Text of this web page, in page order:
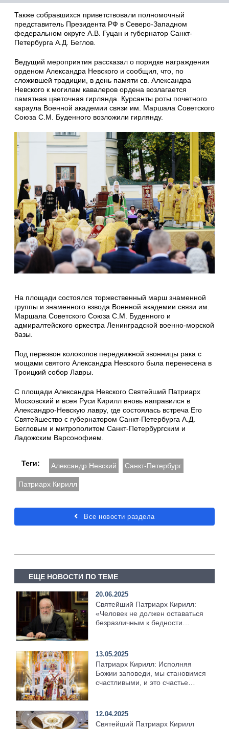
Также собравшихся приветствовали полномочный
представитель Президента РФ в Северо-Западном
федеральном округе А.В. Гуцан и губернатор Санкт-
Петербурга А.Д. Беглов.
Ведущий мероприятия рассказал о порядке награждения
орденом Александра Невского и сообщил, что, по
сложившей традиции, в день памяти св. Александра
Невского к могилам кавалеров ордена возлагается
памятная цветочная гирлянда. Курсанты роты почетного
караула Военной академии связи им. Маршала Советского
Союза С.М. Буденного возложили гирлянду.
На площади состоялся торжественный марш знаменной
группы и знаменного взвода Военной академии связи им.
Маршала Советского Союза С.М. Буденного и
адмиралтейского оркестра Ленинградской военно-морской
базы.
Под перезвон колоколов передвижной звонницы рака с
мощами святого Александра Невского была перенесена в
Троицкий собор Лавры.
С площади Александра Невского Святейший Патриарх
Московский и всея Руси Кирилл вновь направился в
Александро-Невскую лавру, где состоялась встреча Его
Святейшество с губернатором Санкт-Петербурга А.Д.
Бегловым и митрополитом Санкт-Петербургским и
Ладожским Варсонофием.
Теги: Александр Невский Санкт-Петербург
Патриарх Кирилл
Все новости раздела
ЕЩЕ НОВОСТИ ПО ТЕМЕ
20.06.2025
Святейший Патриарх Кирилл:
«Человек не должен оставаться
безразличным к бедности
13.05.2025
Патриарх Кирилл: Исполняя
Божии заповеди, мы становимся
счастливыми, и это счастье
12.04.2025
Святейший Патриарх Кирилл